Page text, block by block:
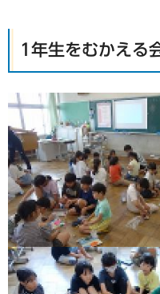
1年生をむかえる